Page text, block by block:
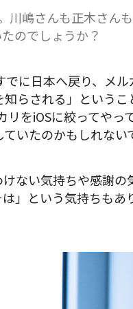
川嶋さんも正木さん
のでしょうか？
に日本へ戻り、メル
らされる」というこ
をiOSに絞ってやっ
いたのかもしれない
ない気持ちや感謝の
」という気持ちもあ